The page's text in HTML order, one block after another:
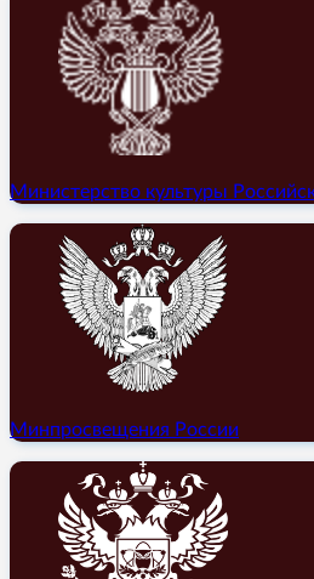
Министерство культуры
Минпросвещения России